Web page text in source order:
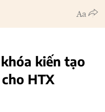
kiến tạo
HTX